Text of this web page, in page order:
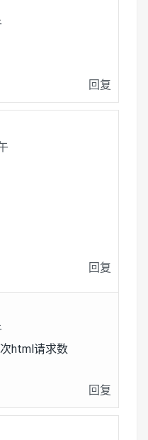
回复
回复
html请求数
回复